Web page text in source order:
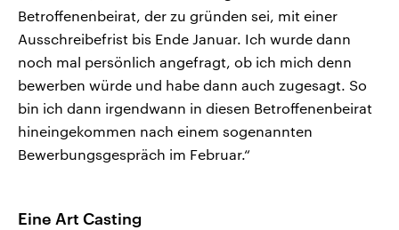
Betroffenenbeirat, der zu gründen sei, mit einer
Ausschreibefrist bis Ende Januar. Ich wurde dann
noch mal persönlich angefragt, ob ich mich denn
bewerben würde und habe dann auch zugesagt. So
bin ich dann irgendwann in diesen Betroffenenbeirat
hineingekommen nach einem sogenannten
Bewerbungsgespräch im Februar.“
Eine Art Casting